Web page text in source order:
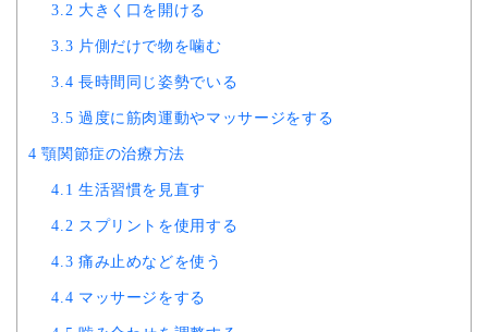
3.2 大きく口を開ける
3.3 片側だけで物を噛む
3.4 長時間同じ姿勢でいる
3.5 過度に筋肉運動やマッサージをする
4 顎関節症の治療方法
4.1 生活習慣を見直す
4.2 スプリントを使用する
4.3 痛み止めなどを使う
4.4 マッサージをする